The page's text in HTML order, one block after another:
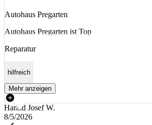
Autohaus Pregarten
Autohaus Pregarten ist Top
Reparatur
hilfreich
Mehr anzeigen
Harald Josef W.
8/5/2026